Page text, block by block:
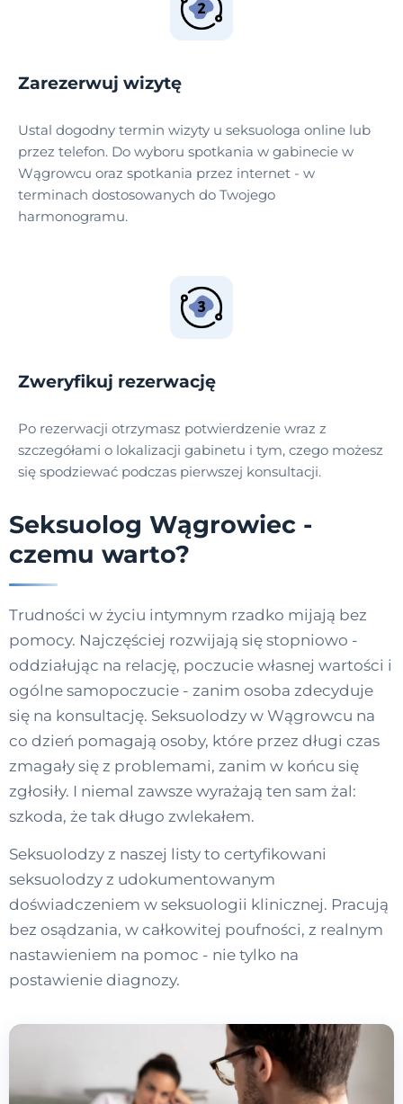
Zarezerwuj wizytę
Ustal dogodny termin wizyty u seksuologa online lub
przez telefon. Do wyboru spotkania w gabinecie w
Wągrowcu oraz spotkania przez internet - w
terminach dostosowanych do Twojego
harmonogramu.
Zweryfikuj rezerwację
Po rezerwacji otrzymasz potwierdzenie wraz z
szczegółami o lokalizacji gabinetu i tym, czego możesz
się spodziewać podczas pierwszej konsultacji.
Seksuolog Wągrowiec -
czemu warto?
Trudności w życiu intymnym rzadko mijają bez
pomocy. Najczęściej rozwijają się stopniowo -
oddziałując na relację, poczucie własnej wartości i
ogólne samopoczucie - zanim osoba zdecyduje
się na konsultację. Seksuolodzy w Wągrowcu na
co dzień pomagają osoby, które przez długi czas
zmagały się z problemami, zanim w końcu się
zgłosiły. I niemal zawsze wyrażają ten sam żal:
szkoda, że tak długo zwlekałem.
Seksuolodzy z naszej listy to certyfikowani
seksuolodzy z udokumentowanym
doświadczeniem w seksuologii klinicznej. Pracują
bez osądzania, w całkowitej poufności, z realnym
nastawieniem na pomoc - nie tylko na
postawienie diagnozy.